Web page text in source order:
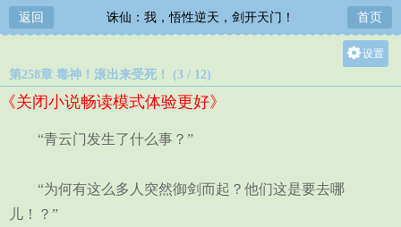
返回 诛仙：我，悟性逆天，剑开天门！ 首页
设置
第258章 毒神！滚出来受死！ (3 / 12)
《关闭小说畅读模式体验更好》
“青云门发生了什么事？”
“为何有这么多人突然御剑而起？他们这是要去哪
儿！？”